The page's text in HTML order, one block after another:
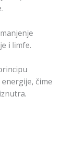
i limfe.
čime